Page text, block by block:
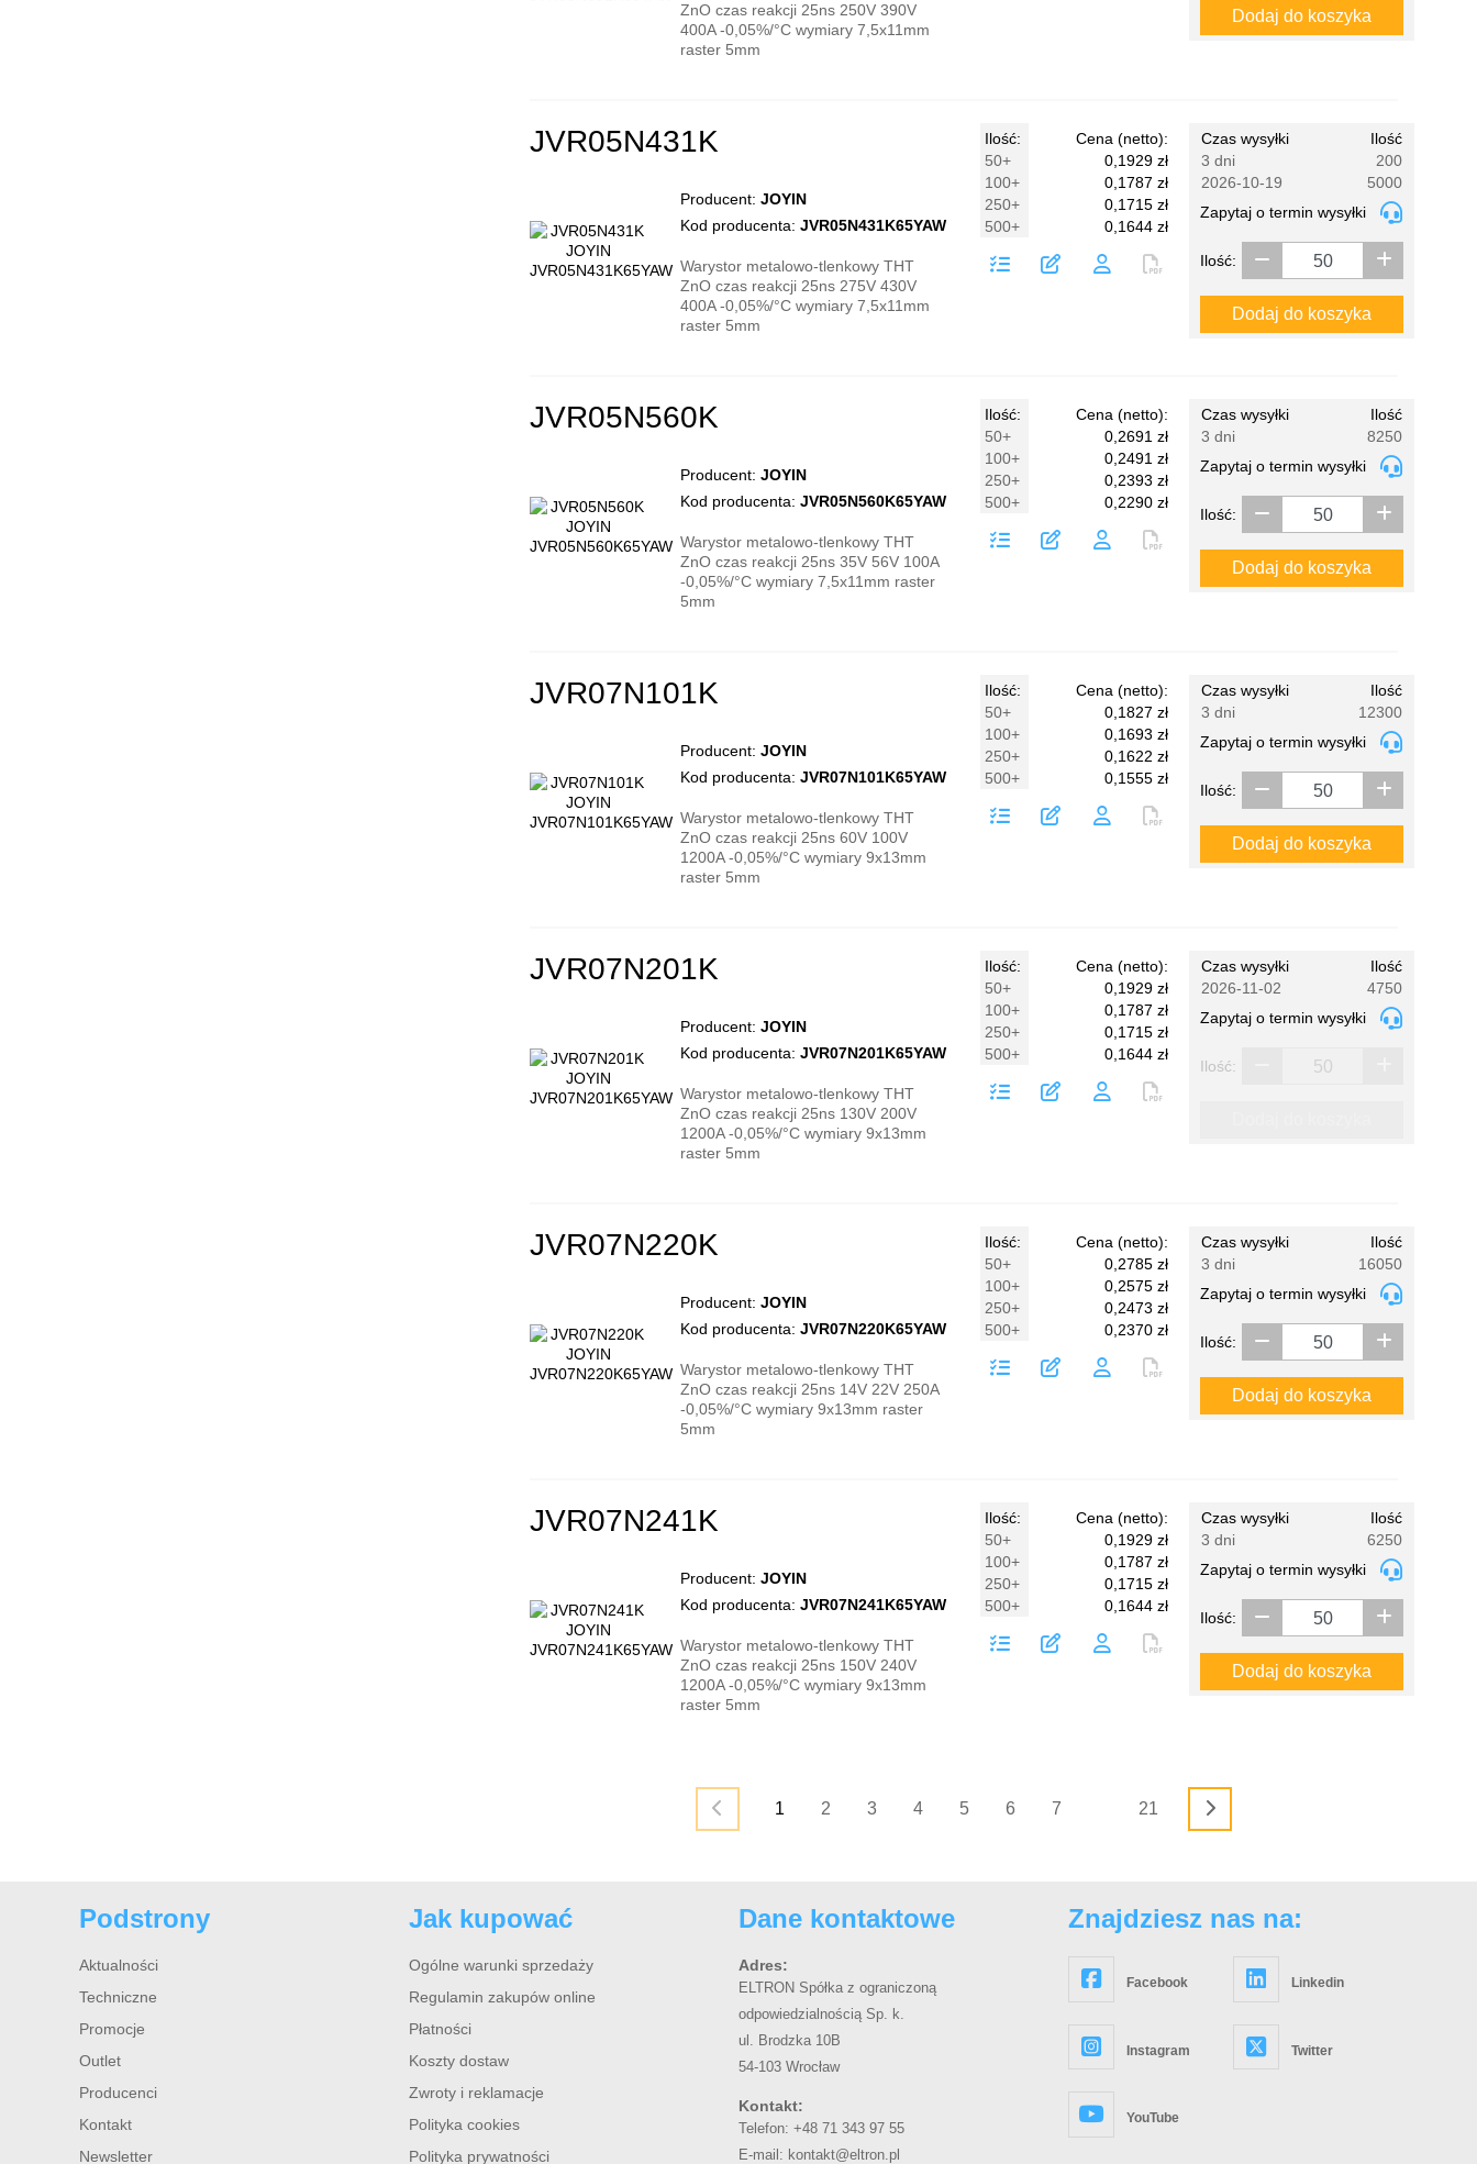
ZnO czas reakcji 25ns 250V 390V
400A -0,05%/°C wymiary 7,5x11mm
raster 5mm
Dodaj do koszyka
JVR05N431K
Producent: JOYIN
Kod producenta: JVR05N431K65YAW
Warystor metalowo-tlenkowy THT
ZnO czas reakcji 25ns 275V 430V
400A -0,05%/°C wymiary 7,5x11mm
raster 5mm
Ilość:
Cena (netto):
50+
0,1929 zł
100+
0,1787 zł
250+
0,1715 zł
500+
0,1644 zł
Czas wysyłki
Ilość
3 dni
200
2026-10-19
5000
Zapytaj o termin wysyłki
Ilość:
Dodaj do koszyka
JVR05N560K
Producent: JOYIN
Kod producenta: JVR05N560K65YAW
Warystor metalowo-tlenkowy THT
ZnO czas reakcji 25ns 35V 56V 100A
-0,05%/°C wymiary 7,5x11mm raster
5mm
Ilość:
Cena (netto):
50+
0,2691 zł
100+
0,2491 zł
250+
0,2393 zł
500+
0,2290 zł
Czas wysyłki
Ilość
3 dni
8250
Zapytaj o termin wysyłki
Ilość:
Dodaj do koszyka
JVR07N101K
Producent: JOYIN
Kod producenta: JVR07N101K65YAW
Warystor metalowo-tlenkowy THT
ZnO czas reakcji 25ns 60V 100V
1200A -0,05%/°C wymiary 9x13mm
raster 5mm
Ilość:
Cena (netto):
50+
0,1827 zł
100+
0,1693 zł
250+
0,1622 zł
500+
0,1555 zł
Czas wysyłki
Ilość
3 dni
12300
Zapytaj o termin wysyłki
Ilość:
Dodaj do koszyka
JVR07N201K
Producent: JOYIN
Kod producenta: JVR07N201K65YAW
Warystor metalowo-tlenkowy THT
ZnO czas reakcji 25ns 130V 200V
1200A -0,05%/°C wymiary 9x13mm
raster 5mm
Ilość:
Cena (netto):
50+
0,1929 zł
100+
0,1787 zł
250+
0,1715 zł
500+
0,1644 zł
Czas wysyłki
Ilość
2026-11-02
4750
Zapytaj o termin wysyłki
Ilość:
JVR07N220K
Producent: JOYIN
Kod producenta: JVR07N220K65YAW
Warystor metalowo-tlenkowy THT
ZnO czas reakcji 25ns 14V 22V 250A
-0,05%/°C wymiary 9x13mm raster
5mm
Ilość:
Cena (netto):
50+
0,2785 zł
100+
0,2575 zł
250+
0,2473 zł
500+
0,2370 zł
Czas wysyłki
Ilość
3 dni
16050
Zapytaj o termin wysyłki
Ilość:
Dodaj do koszyka
JVR07N241K
Producent: JOYIN
Kod producenta: JVR07N241K65YAW
Warystor metalowo-tlenkowy THT
ZnO czas reakcji 25ns 150V 240V
1200A -0,05%/°C wymiary 9x13mm
raster 5mm
Ilość:
Cena (netto):
50+
0,1929 zł
100+
0,1787 zł
250+
0,1715 zł
500+
0,1644 zł
Czas wysyłki
Ilość
3 dni
6250
Zapytaj o termin wysyłki
Ilość:
Dodaj do koszyka
1 2 3 4 5 6 7 21
Podstrony
Aktualności
Techniczne
Promocje
Outlet
Producenci
Kontakt
Newsletter
Jak kupować
Ogólne warunki sprzedaży
Regulamin zakupów online
Płatności
Koszty dostaw
Zwroty i reklamacje
Polityka cookies
Polityka prywatności
Dane kontaktowe
Adres:
ELTRON Spółka z ograniczoną
odpowiedzialnością Sp. k.
ul. Brodzka 10B
54-103 Wrocław
Kontakt:
Telefon: +48 71 343 97 55
E-mail: kontakt@eltron.pl
Znajdziesz nas na:
Facebook Linkedin
Instagram Twitter
YouTube